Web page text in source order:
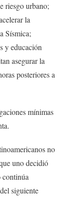
riesgo urbano;
la
Sísmica;
y educación
asegurar la
posteriores a
mínimas
no
uno decidió
continúa
siguiente